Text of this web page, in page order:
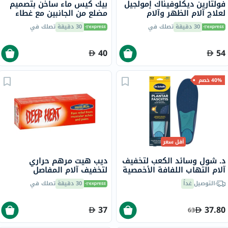
فولتارين ديكلوفيناك إمولجيل
لعلاج آلام الظهر وآلام
العضلات بدون فوضى حزمة
100 جرام 30 دقيقة تصلك في
54
بيك كيس ماء ساخن بتصميم
مضلع من الجانبين مع غطاء
30 دقيقة تصلك في
40
40% خصم
أقل سعر
د. شول وسائد الكعب لتخفيف
آلام التهاب اللفافة الأخمصية
للرجال، 1 زوج
التوصيلغداً
37.80
63
ديب هيت مرهم حراري
لتخفيف آلام المفاصل
والعضلات 100 جرام
30 دقيقة تصلك في
37